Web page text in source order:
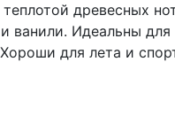
древесных
ванили. Идеальны
для лета и